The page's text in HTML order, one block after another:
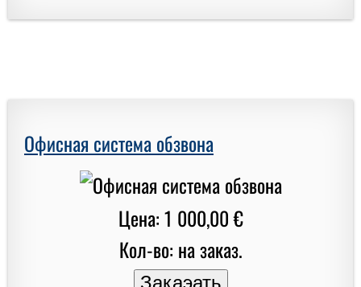
Офисная система обзвона
Цена: 1 000,00 €
Кол-во: на заказ.